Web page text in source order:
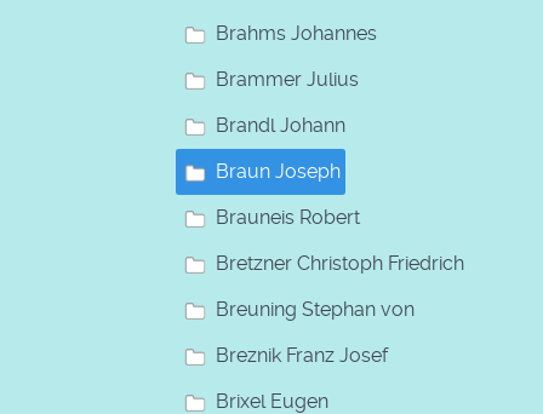
Brahms Johannes
Brammer Julius
Brandl Johann
Braun Joseph
Brauneis Robert
Bretzner Christoph Friedrich
Breuning Stephan von
Breznik Franz Josef
Brixel Eugen